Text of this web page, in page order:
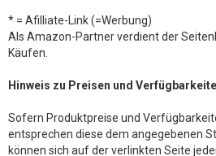
* = Afilliate-Link (=Werbung)
Als Amazon-Partner verdient der
Käufen.
Hinweis zu Preisen und
Sofern Produktpreise und
entsprechen diese dem angegebenen
können sich auf der verlinkten Seite